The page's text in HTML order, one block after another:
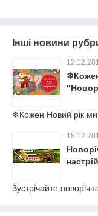
Інші новини
❄Кожен Новий рік ми
Зустрічайте